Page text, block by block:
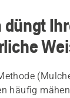
häufig